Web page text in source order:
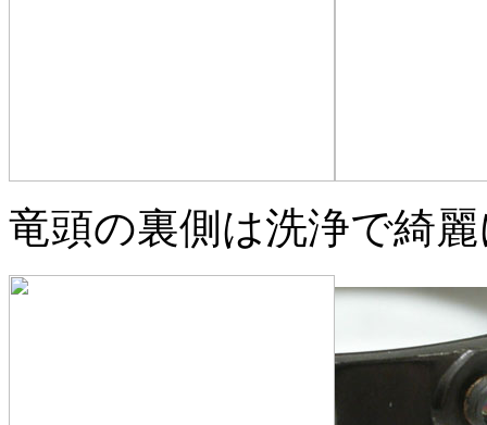
竜頭の裏側は洗浄で綺